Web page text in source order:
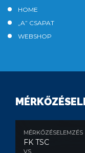
HOME
„A” CSAPAT
WEBSHOP
MÉRKŐZÉSELEMZÉS
FK TSC
VS